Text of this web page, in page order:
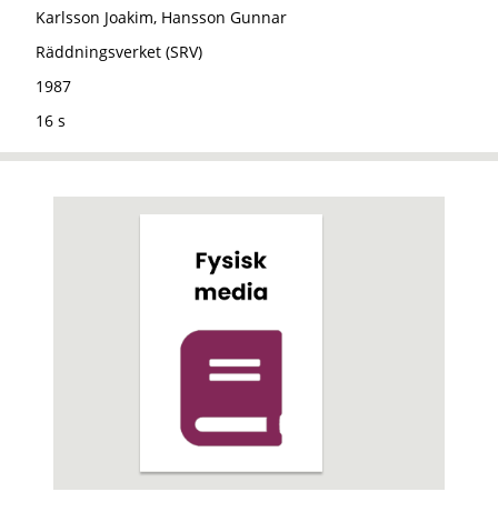
Karlsson Joakim, Hansson Gunnar
Räddningsverket (SRV)
1987
16 s